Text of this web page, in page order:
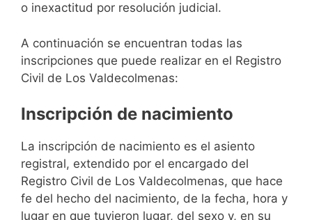
o inexactitud por resolución judicial.
A continuación se encuentran todas las
inscripciones que puede realizar en el Registro
Civil de Los Valdecolmenas:
Inscripción de nacimiento
La inscripción de nacimiento es el asiento
registral, extendido por el encargado del
Registro Civil de Los Valdecolmenas, que hace
fe del hecho del nacimiento, de la fecha, hora y
lugar en que tuvieron lugar, del sexo y, en su